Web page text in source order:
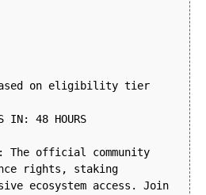
based on eligibility tier
IN: 48 HOURS
The official community
rights, staking
ecosystem access. Join